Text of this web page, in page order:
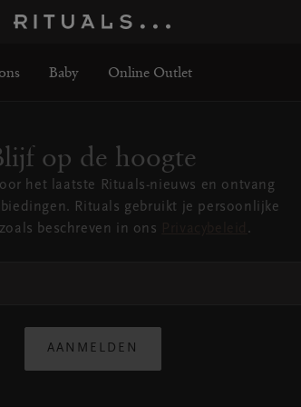
Baby Online Outlet
op de hoogte
het laatste Rituals-nieuws en ontvang
Rituals gebruikt je persoonlijke
beschreven in ons
.
AANMELDEN